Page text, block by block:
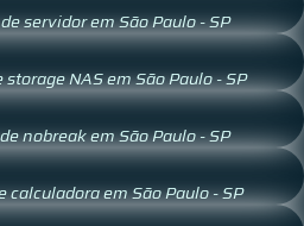
servidor em São Paulo - SP
NAS em São Paulo - SP
nobreak em São Paulo - SP
em São Paulo - SP